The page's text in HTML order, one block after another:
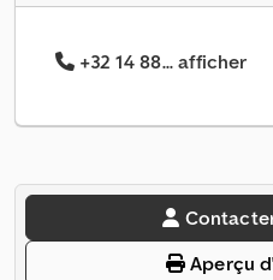
+32 14 88... afficher
Aperçu